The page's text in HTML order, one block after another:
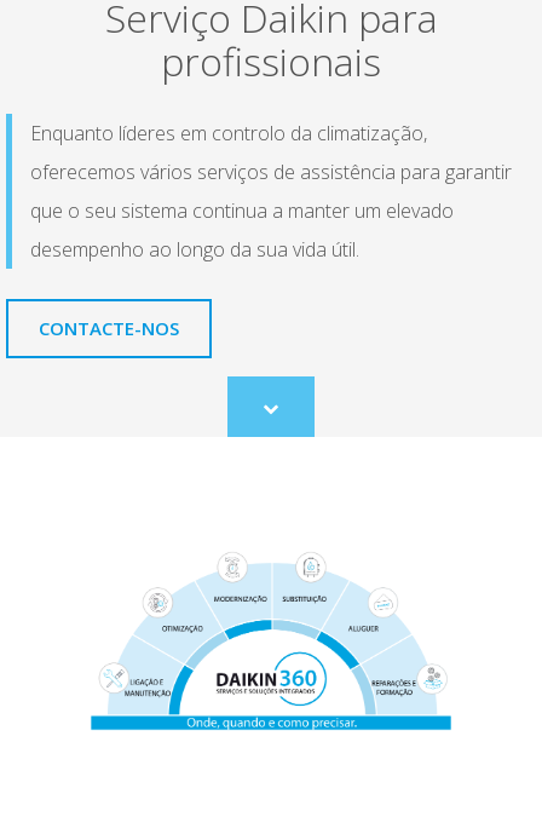
Serviço Daikin para
profissionais
Enquanto líderes em controlo da climatização,
oferecemos vários serviços de assistência para garantir
que o seu sistema continua a manter um elevado
desempenho ao longo da sua vida útil.
CONTACTE-NOS
Scroll
to